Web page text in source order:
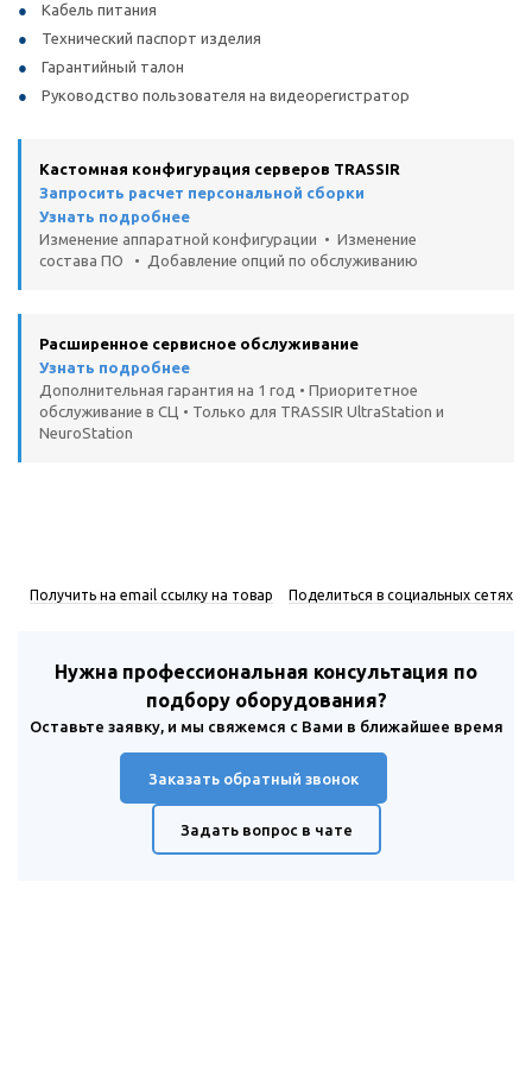
Кабель питания
Технический паспорт изделия
Гарантийный талон
Руководство пользователя на видеорегистратор
Кастомная конфигурация серверов TRASSIR
Запросить расчет персональной сборки
Узнать подробнее
Изменение аппаратной конфигурации • Изменение
состава ПО • Добавление опций по обслуживанию
Расширенное сервисное обслуживание
Узнать подробнее
Дополнительная гарантия на 1 год • Приоритетное
обслуживание в СЦ • Только для TRASSIR UltraStation и
NeuroStation
Получить на email ссылку на товар Поделиться в социальных сетях
Нужна профессиональная консультация по
подбору оборудования?
Оставьте заявку, и мы свяжемся с Вами в ближайшее время
Заказать обратный звонок
Задать вопрос в чате